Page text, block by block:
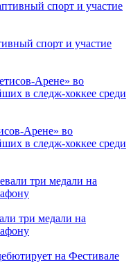
спорт и участие
Арене» во
в следж-хоккее среди
три медали на